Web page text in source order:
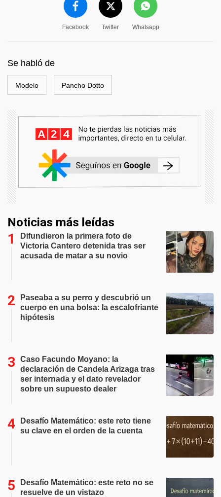
Facebook Twitter Whatsapp
Se habló de
Modelo Pancho Dotto
Noticias más leídas
Difundieron la primera foto de
Victoria Cantero detenida tras ser
acusada de matar a su novio
Paseaba a su perro y descubrió un
cuerpo en una bolsa: la escalofriante
hipótesis
Caso Facundo Moyano: la
declaración de Candela Arizaga tras
ser internada y el dato revelador
sobre un supuesto dealer
Desafío Matemático: este reto tiene
su clave en el orden de la cuenta
Desafío Matemático: este reto no se
resuelve de un vistazo